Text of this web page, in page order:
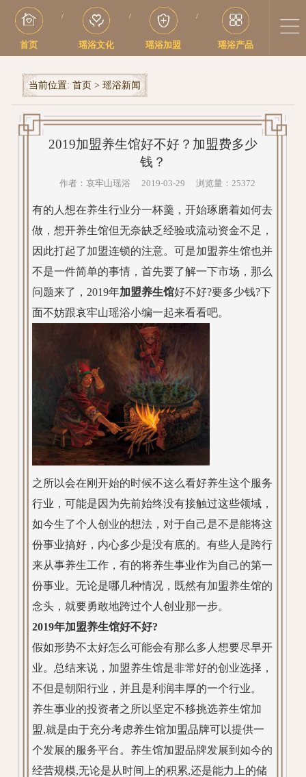
首页
/
瑶浴文化
/
瑶浴加盟
/
瑶浴产品
当前位置: 首页 > 瑶浴新闻
2019加盟养生馆好不好？加盟费多少
钱？
作者：哀牢山瑶浴 2019-03-29 浏览量：25372
有的人想在养生行业分一杯羹，开始琢磨着如何去
做，想开养生馆但无奈缺乏经验或流动资金不足，
因此打起了加盟连锁的注意。可是加盟养生馆也并
不是一件简单的事情，首先要了解一下市场，那么
问题来了，2019年加盟养生馆好不好?要多少钱?下
面不妨跟哀牢山瑶浴小编一起来看看吧。
之所以会在刚开始的时候不这么看好养生这个服务
行业，可能是因为先前始终没有接触过这些领域，
如今生了个人创业的想法，对于自己是不是能将这
份事业搞好，内心多少是没有底的。有些人是跨行
来从事养生工作，有的将养生事业作为自己的第一
份事业。无论是哪几种情况，既然有加盟养生馆的
念头，就要勇敢地跨过个人创业那一步。
2019年加盟养生馆好不好?
假如形势不太好怎么可能会有那么多人想要尽早开
业。总结来说，加盟养生馆是非常好的创业选择，
不但是朝阳行业，并且是利润丰厚的一个行业。
养生事业的投资者之所以坚定不移挑选养生馆加
盟,就是由于充分考虑养生馆加盟品牌可以提供一
个发展的服务平台。养生馆加盟品牌发展到如今的
经营规模,无论是从时间上的积累,还是能力上的储